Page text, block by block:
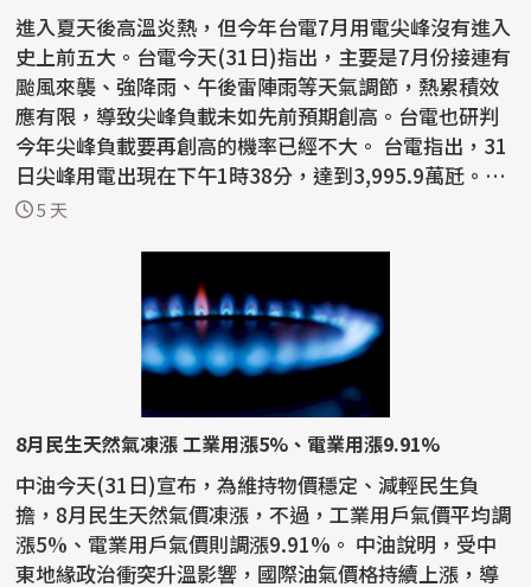
進入夏天後高溫炎熱，但今年台電7月用電尖峰沒有進入
史上前五大。台電今天(31日)指出，主要是7月份接連有
颱風來襲、強降雨、午後雷陣雨等天氣調節，熱累積效
應有限，導致尖峰負載未如先前預期創高。台電也研判
今年尖峰負載要再創高的機率已經不大。 台電指出，31
日尖峰用電出現在下午1時38分，達到3,995.9萬瓩。
值...5 天
8月民生天然氣凍漲 工業用漲5%、電業用漲9.91%
中油今天(31日)宣布，為維持物價穩定、減輕民生負
擔，8月民生天然氣價凍漲，不過，工業用戶氣價平均調
漲5%、電業用戶氣價則調漲9.91%。 中油說明，受中
東地緣政治衝突升溫影響，國際油氣價格持續上漲，導